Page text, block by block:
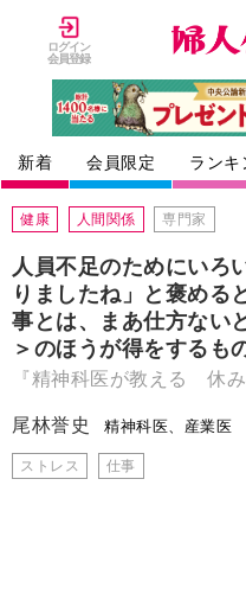
ログイン
会員登録
新着 会員限定 ランキ
健康 人間関係 専門家
人員不足のためにいろ
りましたね」と褒め
事とは、まあ仕方ない
＞のほうが得をするも
『精神科医が教える 休み
尾林誉史 精神科医、産業医
ストレス 仕事